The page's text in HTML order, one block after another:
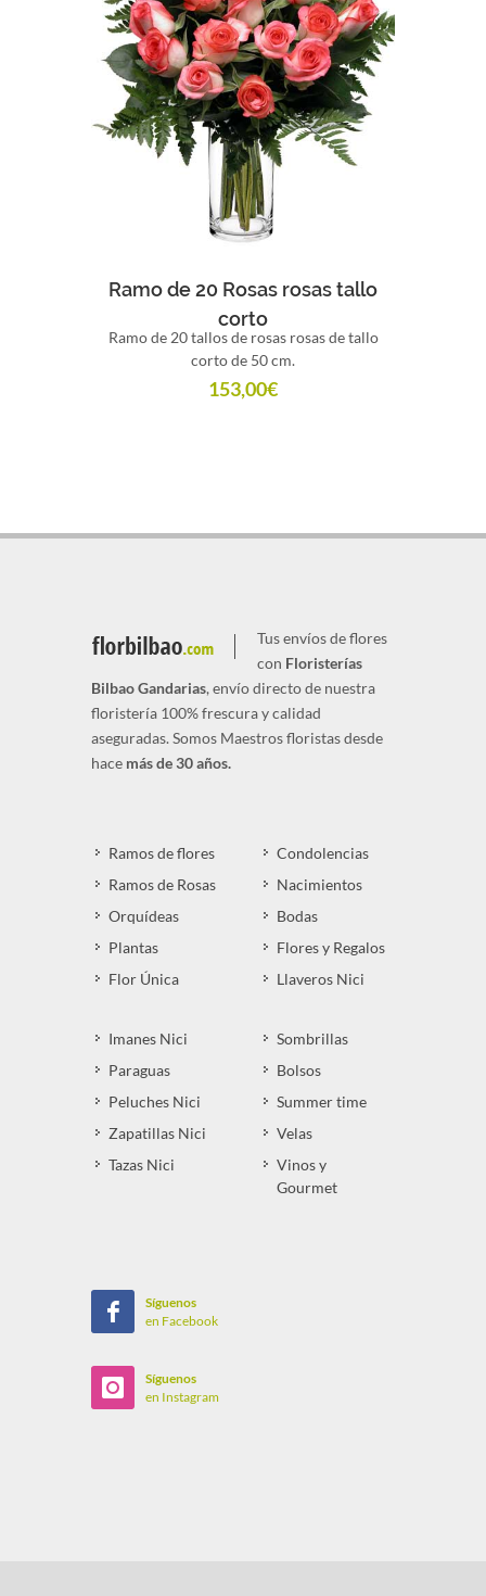
Comprar
Ramo de 20 Rosas rosas tallo
corto
Ramo de 20 tallos de rosas rosas de tallo
corto de 50 cm.
153,00€
Tus envíos de flores
con Floristerías
Bilbao Gandarias, envío directo de nuestra
floristería 100% frescura y calidad
aseguradas. Somos Maestros floristas desde
hace más de 30 años.
Ramos de flores
Ramos de Rosas
Orquídeas
Plantas
Flor Única
Condolencias
Nacimientos
Bodas
Flores y Regalos
Llaveros Nici
Imanes Nici
Paraguas
Peluches Nici
Zapatillas Nici
Tazas Nici
Sombrillas
Bolsos
Summer time
Velas
Vinos y
Gourmet
Síguenos
en Facebook
Síguenos
en Instagram